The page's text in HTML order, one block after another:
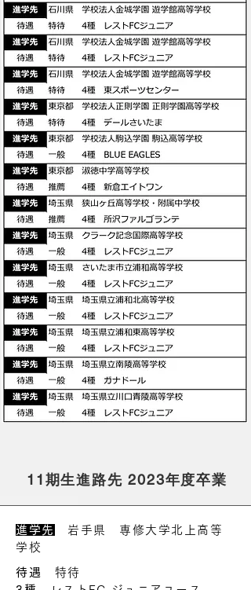
11期生進路先 2023年度卒業
進学先
岩手県 専修大学北上高等
学校
待遇 特待